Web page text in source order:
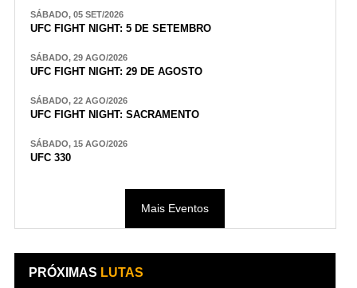
SÁBADO, 05 SET/2026
UFC FIGHT NIGHT: 5 DE SETEMBRO
SÁBADO, 29 AGO/2026
UFC FIGHT NIGHT: 29 DE AGOSTO
SÁBADO, 22 AGO/2026
UFC FIGHT NIGHT: SACRAMENTO
SÁBADO, 15 AGO/2026
UFC 330
Mais Eventos
PRÓXIMAS LUTAS